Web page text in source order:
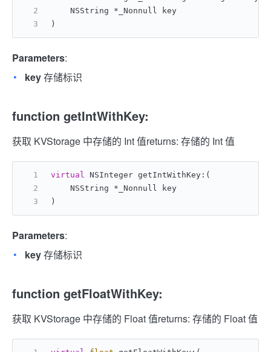
    NSString *_Nonnull key
)
Parameters:
key存储标识
function getIntWithKey:
获取 KVStorage 中存储的 Int 值returns: 存储的 Int 值
virtual NSInteger getIntWithKey:(
    NSString *_Nonnull key
)
Parameters:
key存储标识
function getFloatWithKey:
获取 KVStorage 中存储的 Float 值returns: 存储的 Float 值